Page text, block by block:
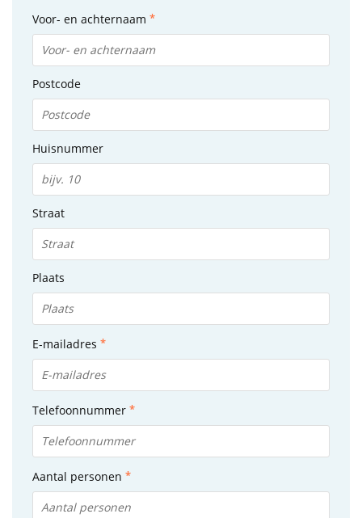
Voor- en achternaam
Postcode
Huisnummer
Straat
Plaats
E-mailadres
Telefoonnummer
Aantal personen